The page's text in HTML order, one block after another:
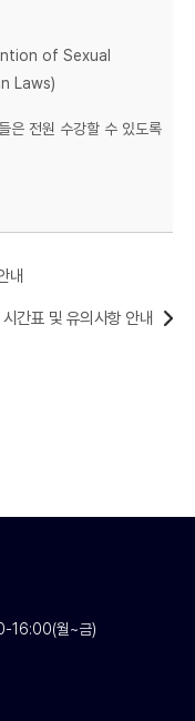
of Sexual
Laws)
은 전원 수강할 수 있도록
내
간표 및 유의사항 안내
16:00(월~금)